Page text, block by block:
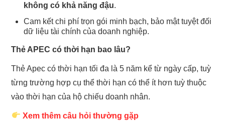
không có khả năng đậu.
Cam kết chi phí trọn gói minh bạch, bảo mật tuyệt đối
dữ liệu tài chính của doanh nghiệp.
Thẻ APEC có thời hạn bao lâu?
Thẻ Apec có thời hạn tối đa là 5 năm kể từ ngày cấp, tuỳ
từng trường hợp cụ thể thời hạn có thể ít hơn tuỳ thuộc
vào thời hạn của hộ chiếu doanh nhân.
Xem thêm câu hỏi thường gặp